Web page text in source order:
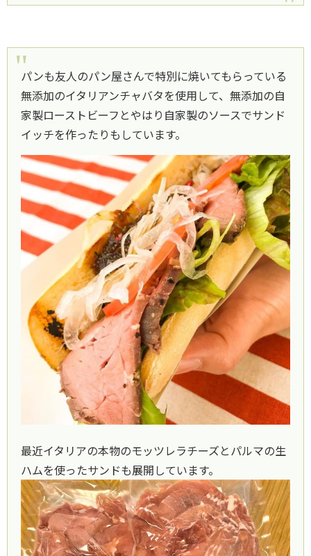
パンも友人のパン屋さんで特別に焼いてもらっている
無添加のイタリアンチャバタを使用して、無添加の自
家製ローストビーフとやはり自家製のソースでサンド
イッチを作ったりもしています。
最近イタリアの本物のモッツレラチーズとパルマの生
ハムを使ったサンドも展開しています。